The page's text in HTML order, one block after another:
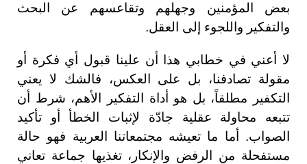
بعض المؤمنين وجهلهم وتقاعسهم عن البحث
والتفكير واللجوء إلى العقل.
لا أعني في خطابي هذا أن علينا قبول أي فكرة أو
مقولة تصادفنا، بل على العكس، فالشك لا يعني
التكفير مطلقاً، بل هو أداة التفكير الأهم، شرط أن
تتبعه محاولة عقلية جادّة لإثبات الخطأ أو تأكيد
الصواب. أما ما تعيشه مجتمعاتنا العربية فهو حالة
مستفحلة من الرفض والإنكار، تغذيها جماعة تعاني